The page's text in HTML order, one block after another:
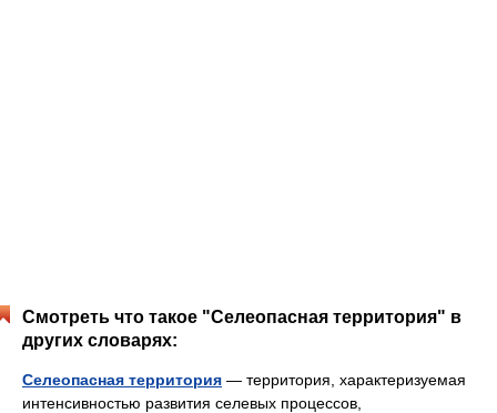
Смотреть что такое "Селеопасная территория" в
других словарях:
Селеопасная территория — территория, характеризуемая
интенсивностью развития селевых процессов,